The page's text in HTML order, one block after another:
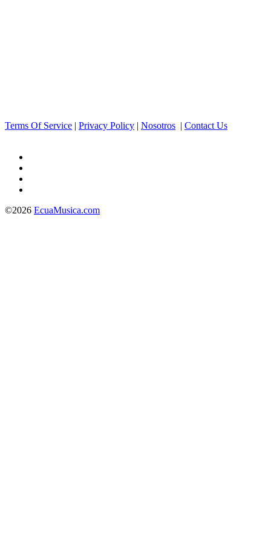
Terms Of Service | Privacy Policy | Nosotros | Contact Us
©2026 EcuaMusica.com